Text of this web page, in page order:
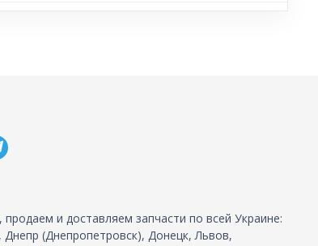
и доставляем запчасти по всей Украине:
Днепр (Днепропетровск), Донецк, Львов,